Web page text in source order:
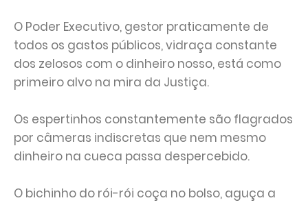
O Poder Executivo, gestor praticamente de
todos os gastos públicos, vidraça constante
dos zelosos com o dinheiro nosso, está como
primeiro alvo na mira da Justiça.
Os espertinhos constantemente são flagrados
por câmeras indiscretas que nem mesmo
dinheiro na cueca passa despercebido.
O bichinho do rói-rói coça no bolso, aguça a